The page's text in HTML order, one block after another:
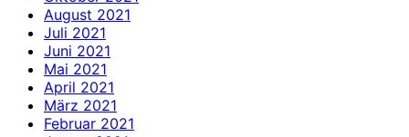
August 2021
Juli 2021
Juni 2021
Mai 2021
April 2021
März 2021
Februar 2021